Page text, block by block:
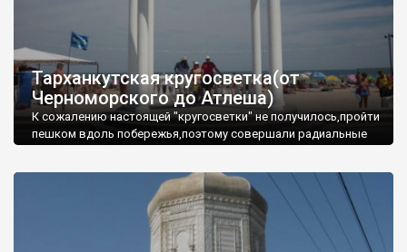
Тарханкутская кругосветка(от
Черноморского до Атлеша)
К сожалению настоящей "кругосветки" не получилось,пройти
пешком вдоль побережья,поэтому совершали радиальные